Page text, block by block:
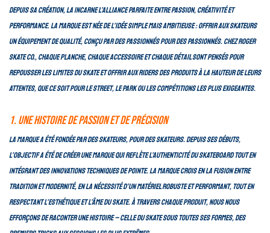
Depuis sa création, la incarne l’alliance parfaite entre passion, créativité et
performance. La marque est née de l’idée simple mais ambitieuse : offrir aux skateurs
un équipement de qualité, conçu par des passionnés pour des passionnés. Chez Roger
Skate Co., chaque planche, chaque accessoire et chaque détail sont pensés pour
repousser les limites du skate et offrir aux riders des produits à la hauteur de leurs
attentes, que ce soit pour le street, le park ou les compétitions les plus exigeantes.
1. Une histoire de passion et de précision
La marque a été fondée par des skateurs, pour des skateurs. Depuis ses débuts,
l’objectif a été de créer une marque qui reflète l’authenticité du skateboard tout en
intégrant des innovations techniques de pointe. La marque crois en la fusion entre
tradition et modernité, en la nécessité d’un matériel robuste et performant, tout en
respectant l’esthétique et l’âme du skate. À travers chaque produit, nous nous
efforçons de raconter une histoire – celle du skate sous toutes ses formes, des